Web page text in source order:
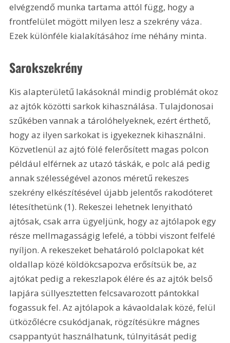
elvégzendő munka tartama attól függ, hogy a
frontfelület mögött milyen lesz a szekrény váza.
Ezek különféle kialakításához íme néhány minta.
Sarokszekrény
Kis alapterületű lakásoknál mindig problémát okoz
az ajtók közötti sarkok kihasználása. Tulajdonosai
szűkében vannak a tárolóhelyeknek, ezért érthető,
hogy az ilyen sarkokat is igyekeznek kihasználni.
Közvetlenül az ajtó fölé felerősített magas polcon
például elférnek az utazó táskák, e polc alá pedig
annak szélességével azonos méretű rekeszes
szekrény elkészítésével újabb jelentős rakodóteret
létesíthetünk (1). Rekeszei lehetnek lenyitható
ajtósak, csak arra ügyeljünk, hogy az ajtólapok egy
része mellmagasságig lefelé, a többi viszont felfelé
nyíljon. A rekeszeket behatároló polclapokat két
oldallap közé köldökcsapozva erősítsük be, az
ajtókat pedig a rekeszlapok élére és az ajtók belső
lapjára süllyesztetten felcsavarozott pántokkal
fogassuk fel. Az ajtólapok a kávaoldalak közé, felül
ütközőlécre csukódjanak, rögzítésükre mágnes
csappantyút használhatunk, túlnyitását pedig